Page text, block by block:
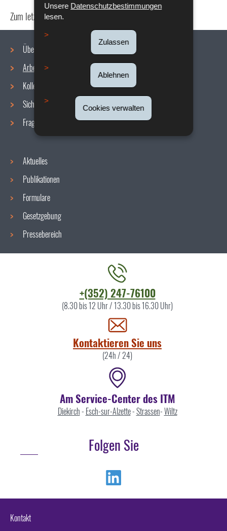
Unsere Datenschutzbestimmungen
lesen.
Zulassen
Ablehnen
Cookies verwalten
Zum letzten Mal aktualisiert am
Navigationsmenü
Über uns
Arbeitsbedingungen
Kollektive Vereinbarungen
Sicherheit/Gesundheit am Arbeitsplatz
Fragen / Antworten
Aktuelles
Publikationen
Formulare
Gesetzgebung
Pressebereich
+(352) 247-76100
(8.30 bis 12 Uhr / 13.30 bis 16.30 Uhr)
Kontaktieren Sie uns
(24h / 24)
Am Service-Center des ITM
Diekirch- Esch-sur-Alzette-Strassen-Wiltz
Folgen Sie
Kontakt